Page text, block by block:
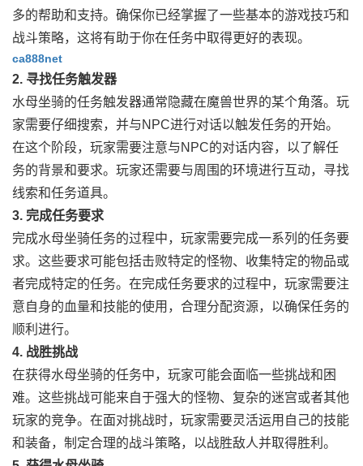
多的帮助和支持。确保你已经掌握了一些基本的游戏技巧和
战斗策略，这将有助于你在任务中取得更好的表现。
ca888net
2. 寻找任务触发器
水母坐骑的任务触发器通常隐藏在魔兽世界的某个角落。玩
家需要仔细搜索，并与NPC进行对话以触发任务的开始。
在这个阶段，玩家需要注意与NPC的对话内容，以了解任
务的背景和要求。玩家还需要与周围的环境进行互动，寻找
线索和任务道具。
3. 完成任务要求
完成水母坐骑任务的过程中，玩家需要完成一系列的任务要
求。这些要求可能包括击败特定的怪物、收集特定的物品或
者完成特定的任务。在完成任务要求的过程中，玩家需要注
意自身的血量和技能的使用，合理分配资源，以确保任务的
顺利进行。
4. 战胜挑战
在获得水母坐骑的任务中，玩家可能会面临一些挑战和困
难。这些挑战可能来自于强大的怪物、复杂的迷宫或者其他
玩家的竞争。在面对挑战时，玩家需要灵活运用自己的技能
和装备，制定合理的战斗策略，以战胜敌人并取得胜利。